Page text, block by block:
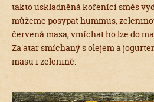
takto uskladněná kořenící směs
můžeme posypat hummus,
červená masa, vmíchat ho lze do
Za'atar smíchaný s olejem a
masu i zelenině.